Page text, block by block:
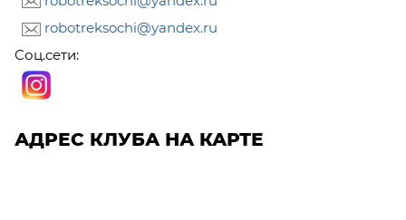
robotreksochi@yandex.ru
Соц.сети:
АДРЕС КЛУБА НА КАРТЕ